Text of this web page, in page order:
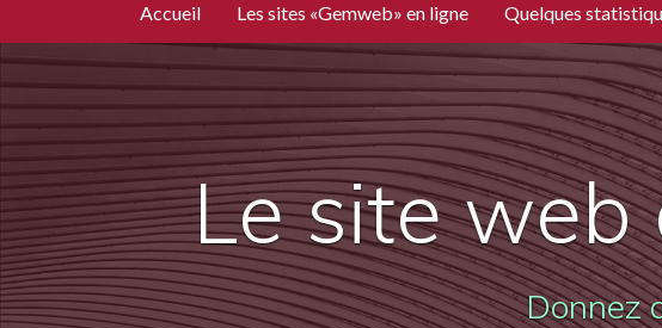
Accueil Les sites «Gemweb» en ligne Quelques
Le site web
Donnez